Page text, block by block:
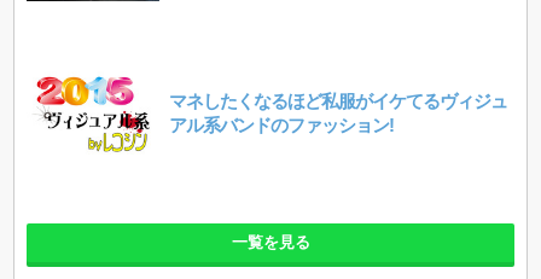
マネしたくなるほど私服がイケてるヴィジュ
アル系バンドのファッション!
一覧を見る